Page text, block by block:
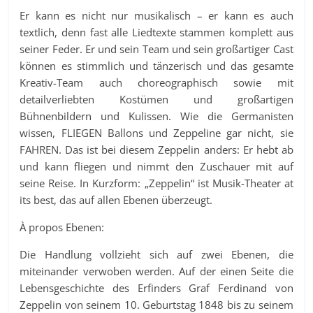
Er kann es nicht nur musikalisch – er kann es auch
textlich, denn fast alle Liedtexte stammen komplett aus
seiner Feder. Er und sein Team und sein großartiger Cast
können es stimmlich und tänzerisch und das gesamte
Kreativ-Team auch choreographisch sowie mit
detailverliebten Kostümen und großartigen
Bühnenbildern und Kulissen. Wie die Germanisten
wissen, FLIEGEN Ballons und Zeppeline gar nicht, sie
FAHREN. Das ist bei diesem Zeppelin anders: Er hebt ab
und kann fliegen und nimmt den Zuschauer mit auf
seine Reise. In Kurzform: „Zeppelin“ ist Musik-Theater at
its best, das auf allen Ebenen überzeugt.
À propos Ebenen:
Die Handlung vollzieht sich auf zwei Ebenen, die
miteinander verwoben werden. Auf der einen Seite die
Lebensgeschichte des Erfinders Graf Ferdinand von
Zeppelin von seinem 10. Geburtstag 1848 bis zu seinem